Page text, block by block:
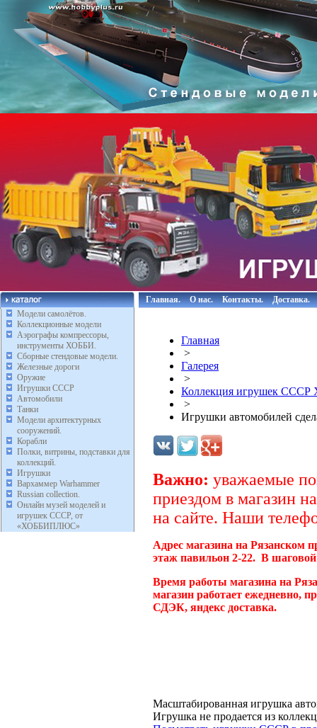
Модели самолётов.
Коллекционные модели
Аэрографы компрессоры,
инструменты ХОББИ.
Сборные стендовые модели.
Железные дороги
Оружие
Игрушки СССР
Автомобили
Танки
Модели архитектурных
сооружений.
Корабли
Полки, витрины, подставки для
коллекций.
Игрушки
Вархаммер Warhammer
Russian collection.
Онлайн музей моделей и
игрушек СССР, от
«ХОББИПЛЮС»
Главная. О нас. Контакты. Доставка.
Главная
>
Галерея
>
Коллекция игрушек
>
Игрушки автомобилей
Важно: уважаемые
приездом в магазин
на сайте. Наши
Адрес магазина на Рязанском
этаж павильон 2-22. В
Время работы магазина на
магазин работает ежедневно,
СДЭК, яндекс доставка.
Масштабированная игрушка
Игрушка не продается из